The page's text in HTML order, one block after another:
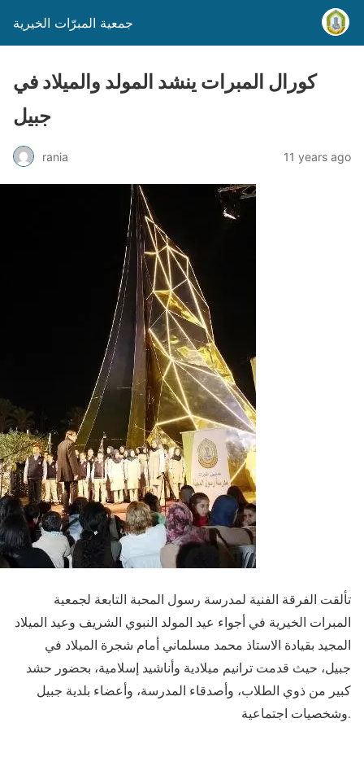
جمعية المبرّات الخيرية
كورال المبرات ينشد المولد والميلاد في
جبيل
rania 11 years ago
تألقت الفرقة الفنية لمدرسة رسول المحبة التابعة لجمعية
المبرات الخيرية في أجواء عيد المولد النبوي الشريف وعيد الميلاد
المجيد بقيادة الاستاذ محمد مسلماني أمام شجرة الميلاد في
جبيل، حيث قدمت ترانيم ميلادية وأناشيد إسلامية، بحضور حشد
كبير من ذوي الطلاب، وأصدقاء المدرسة، وأعضاء بلدية جبيل
وشخصيات اجتماعية.